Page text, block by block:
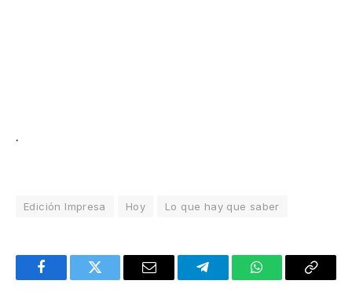
.
Edición Impresa Hoy Lo que hay que saber
FacebookTwitter Email TelegramWhatsAppCopy